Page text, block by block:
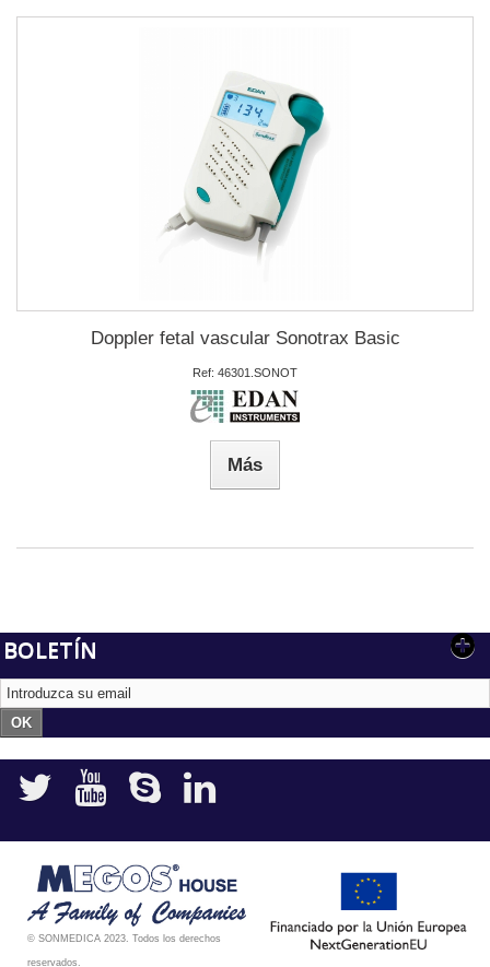
Doppler fetal vascular Sonotrax Basic
Ref: 46301.SONOT
Más
BOLETÍN
OK
© SONMEDICA 2023. Todos los derechos
reservados.